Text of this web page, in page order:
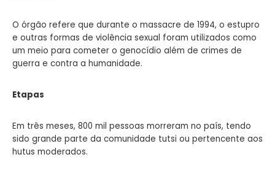
O órgão refere que durante o massacre de 1994, o estupro
e outras formas de violência sexual foram utilizados como
um meio para cometer o genocídio além de crimes de
guerra e contra a humanidade.
Etapas
Em três meses, 800 mil pessoas morreram no país, tendo
sido grande parte da comunidade tutsi ou pertencente aos
hutus moderados.